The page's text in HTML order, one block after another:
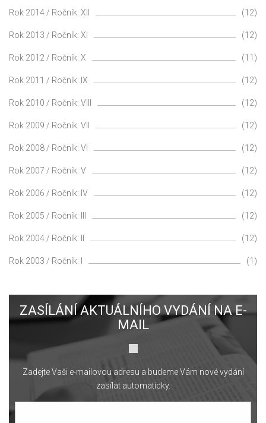
Rok 2014 / Ročník: XII (12)
Rok 2013 / Ročník: XI (12)
Rok 2012 / Ročník: X (11)
Rok 2011 / Ročník: IX (12)
Rok 2010 / Ročník: VIII (12)
Rok 2009 / Ročník: VII (12)
Rok 2008 / Ročník: VI (12)
Rok 2007 / Ročník: V (12)
Rok 2006 / Ročník: IV (12)
Rok 2005 / Ročník: III (12)
Rok 2004 / Ročník: II (12)
Rok 2003 / Ročník: I (1)
ZASÍLÁNÍ AKTUÁLNÍHO VYDÁNÍ NA E-
MAIL
Zadejte Vaši e-mailovou adresu a budeme Vám nové vydání
zasílat automaticky.